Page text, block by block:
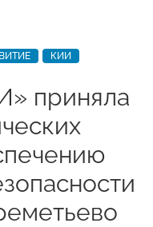
КИИ
приняла